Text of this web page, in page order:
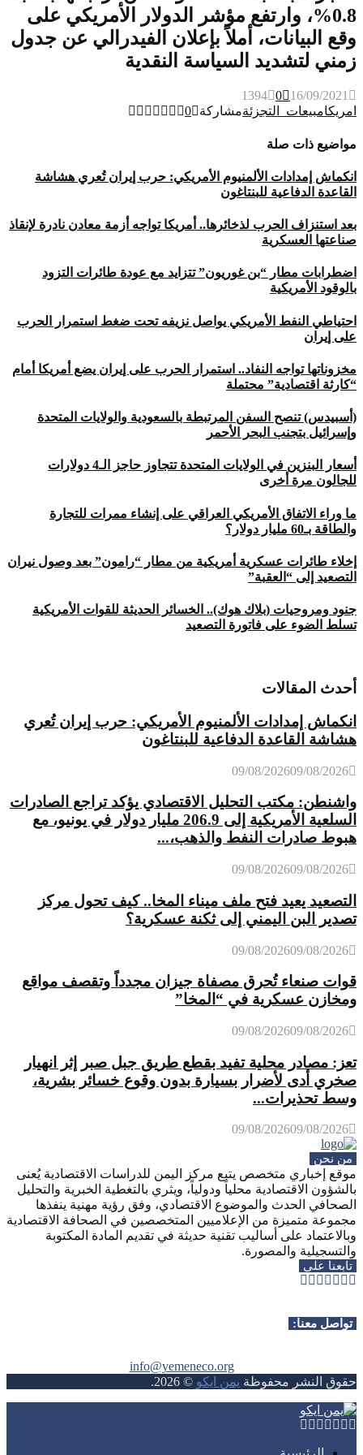
0.8%، وارتفع مؤشر الدولار الأمريكي على
وقع البيانات، أملاً بإعلان الفيدرالي عن جدول
زمني لتشديد السياسة النقدية
16/09/2021
0
1394
امريكامبيعات_التجزئةمشاركة 0
مواضيع ذات صلة
انكماش إمدادات الألمنيوم الأمريكي: حرب إيران تُعري هشاشة
القاعدة الدفاعية للبنتاغون
بعد استنزاف الحرب لذخائرها.. أمريكا تواجه أزمة معادن نادرة لإنقاذ
صناعتها العسكرية
اضطرابات مطار “بن غوريون” تتزايد مع عودة طائرات التزود
بالوقود الأمريكية
احتياطي النفط الأمريكي يواصل نزيفه تحت ضغط استمرار الحرب
على إيران
مخزوناتها تواجه النفاد.. استمرار الحرب على إيران يضع أمريكا أمام
“كارثة اقتصادية” محتملة
(أسبيدس) تنصح السفن المرتبطة بالسعودية والولايات المتحدة
وإسرائيل بتجنب البحر الأحمر
أسعار البنزين في الولايات المتحدة تتجاوز حاجز الـ4 دولارات
للجالون مرة أخرى
ما وراء الاتفاق الأمريكي العراقي على إنشاء ممرات للتجارة
والطاقة بـ60 مليار دولار؟
إخلاء طائرات عسكرية أمريكية من مطار “رامون” بعد وصول نيران
التصعيد إلى “العقبة”
جنود ومروحيات (بلاك هوك).. الخسائر الحديثة للقوات الأمريكية
تسلط الضوء على فاتورة التصعيد
أحدث المقالات
انكماش إمدادات الألمنيوم الأمريكي: حرب إيران تُعري
هشاشة القاعدة الدفاعية للبنتاغون
09/08/202609/08/2026
واشنطن: مكتب التحليل الاقتصادي يؤكد تراجع الصادرات
السلعية الأمريكية إلى 206.9 مليار دولار في يونيو، مع
هبوط صادرات النفط والذهب،...
09/08/202609/08/2026
التصعيد يعيد فتح ملف ميناء المخا.. كيف تحول مركز
تصدير البن اليمني إلى ثكنة عسكرية؟
09/08/202609/08/2026
قوات صنعاء تُحرق مصفاة جيزان مجدداً وتقصف مواقع
ومخازن عسكرية في “المخا”
09/08/202609/08/2026
تعز: مصادر محلية تفيد بقطع طريق جبل صبر إثر انهيار
صخري أدى لأضرار بسيارة بدون وقوع خسائر بشرية،
وسط تحذيرات...
09/08/202609/08/2026
من نحن
موقع إخباري متخصص يتبع مركز اليمن للدراسات الاقتصادية يُعنى
بالشؤون الاقتصادية محلياً ودولياً، ويثري بالتغطية الخبرية والتحليل
الصحافي الحدث والموضوع الاقتصادي، وفق رؤية مهنية ينفذها
مجموعة متميزة من الإعلاميين المتخصصين في الصحافة الاقتصادية
وبالاعتماد على أساليب تقنية حديثة في تقديم المادة المكتوبة
والتسجيلية والمصورة.
تابعنا على
Facebook
Twitter
Instagram
Youtube
Rss
Telegram
Whatsapp
تواصل معنا:
info@yemeneco.org
حقوق النشر محفوظة يمن ايكو©
2026
.
Facebook
Twitter
Instagram
Youtube
Rss
Telegram
Whatsapp